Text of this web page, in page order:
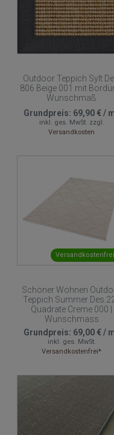
Outdoor Teppich Sylt
806 Beige 001 mit
Wunschmaß
Grundpreis: 69,90 €/
inkl. ges. MwSt. zzgl.
Versandkosten
Schöner Wohnen
Teppich Summer
Quadrate Creme 000 |
Wunschmass
Grundpreis: 69,00 €/
inkl. ges. MwSt.
Versandkostenfrei*